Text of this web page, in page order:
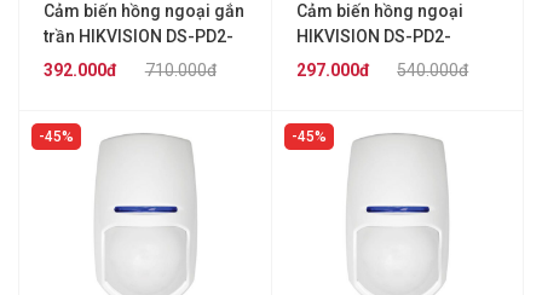
Cảm biến hồng ngoại gắn
trần HIKVISION DS-PD2-
P12QE-C
710.000đ
392.000đ
Cảm biến hồng ngoại
HIKVISION DS-PD2-
P10PE
540.000đ
297.000đ
45% 45%